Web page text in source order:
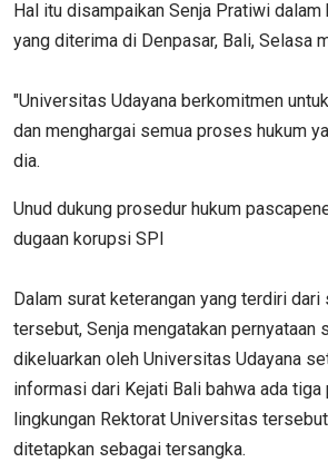
Hal itu disampaikan Senja Pratiwi
yang diterima di Denpasar, Bali, Selasa
"Universitas Udayana berkomitmen
dan menghargai semua proses hukum
dia.
Unud dukung prosedur hukum
dugaan korupsi SPI
Dalam surat keterangan yang terdiri dari
tersebut, Senja mengatakan pernyataan
dikeluarkan oleh Universitas Udayana
informasi dari Kejati Bali bahwa ada tiga
lingkungan Rektorat Universitas
ditetapkan sebagai tersangka.